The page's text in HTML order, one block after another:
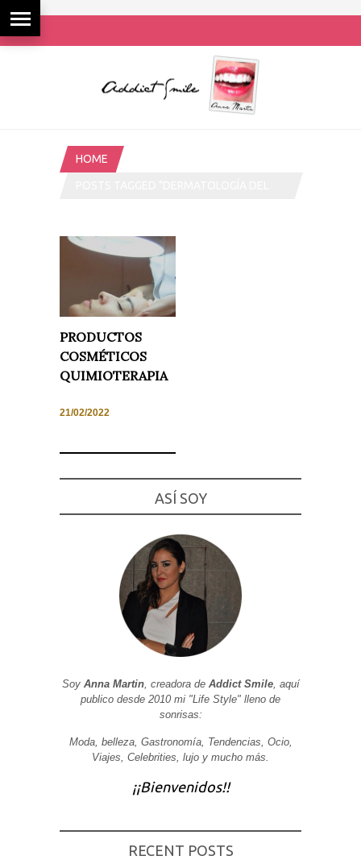
HOME
PRODUCTOS
COSMÉTICOS
QUIMIOTERAPIA
21/02/2022
ASÍ SOY
Soy Anna Martin, creadora de Addict Smile, aquí
publico desde 2010 mi "Life Style" lleno de
sonrisas:
Moda, belleza, Gastronomía, Tendencias, Ocio,
Viajes, Celebrities, lujo y mucho más.
¡¡Bienvenidos!!
RECENT POSTS
se usa la
Experiencia